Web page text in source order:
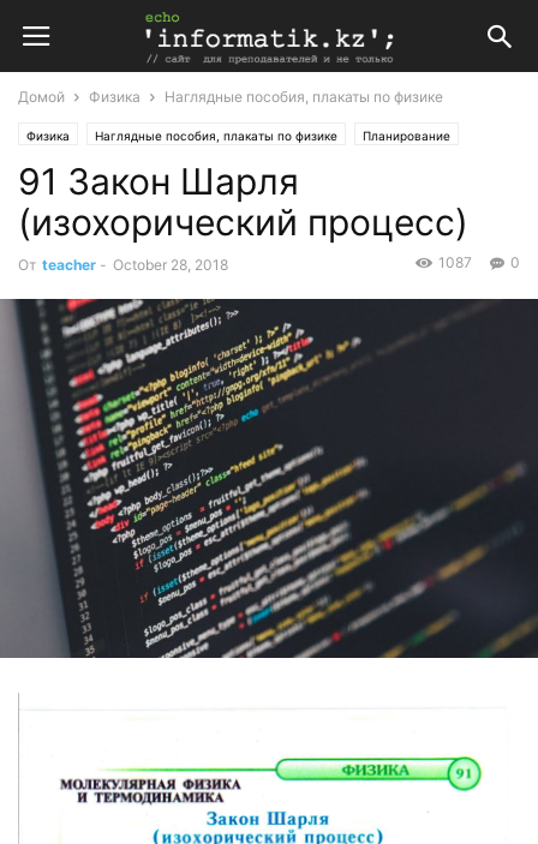
Домой Физика Наглядные пособия, плакаты по физике
Физика Наглядные пособия, плакаты по физике Планирование
Поурочные планы
91 Закон Шарля
(изохорический процесс)
От teacher - October 28, 2018 0
1087